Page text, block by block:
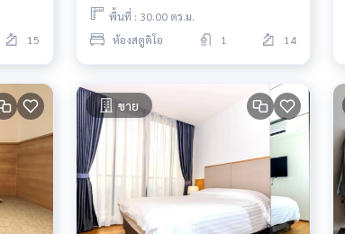
15
พื้นที่ : 30.00 ตร.ม.
ห้องสตูดิโอ
1 14
ขาย